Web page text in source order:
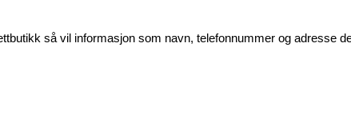
så vil informasjon som navn, telefonnummer og adresse